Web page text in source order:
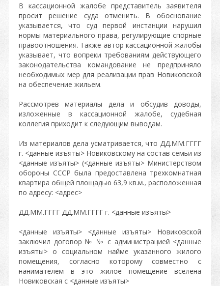
В кассационной жалобе представитель заявителя
просит решение суда отменить. В обоснование
указывается, что суд первой инстанции нарушил
нормы материального права, регулирующие спорные
правоотношения. Также автор кассационной жалобы
указывает, что вопреки требованиям действующего
законодательства командование не предприняло
необходимых мер для реализации прав Новиковской
на обеспечение жильем.
Рассмотрев материалы дела и обсудив доводы,
изложенные в кассационной жалобе, судебная
коллегия приходит к следующим выводам.
Из материалов дела усматривается, что ДД.ММ.ГГГГ
г. <данные изъяты> Новиковскому на состав семьи из
<данные изъяты> (<данные изъяты> Министерством
обороны СССР была предоставлена трехкомнатная
квартира общей площадью 63,9 кв.м., расположенная
по адресу: <адрес>
ДД.ММ.ГГГГ ДД.ММ.ГГГГ г. <данные изъяты>
<данные изъяты> <данные изъяты> Новиковской
заключил договор № № с администрацией <данные
изъяты> о социальном найме указанного жилого
помещения, согласно которому совместно с
нанимателем в это жилое помещение вселена
Новиковская с <данные изъяты>